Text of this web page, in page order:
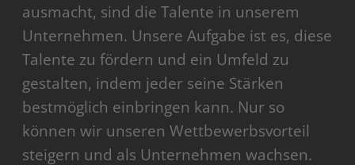
ausmacht, sind die Talente in unserem
Unternehmen. Unsere Aufgabe ist es, diese
Talente zu fördern und ein Umfeld zu
gestalten, indem jeder seine Stärken
bestmöglich einbringen kann. Nur so
können wir unseren Wettbewerbsvorteil
steigern und als Unternehmen wachsen.